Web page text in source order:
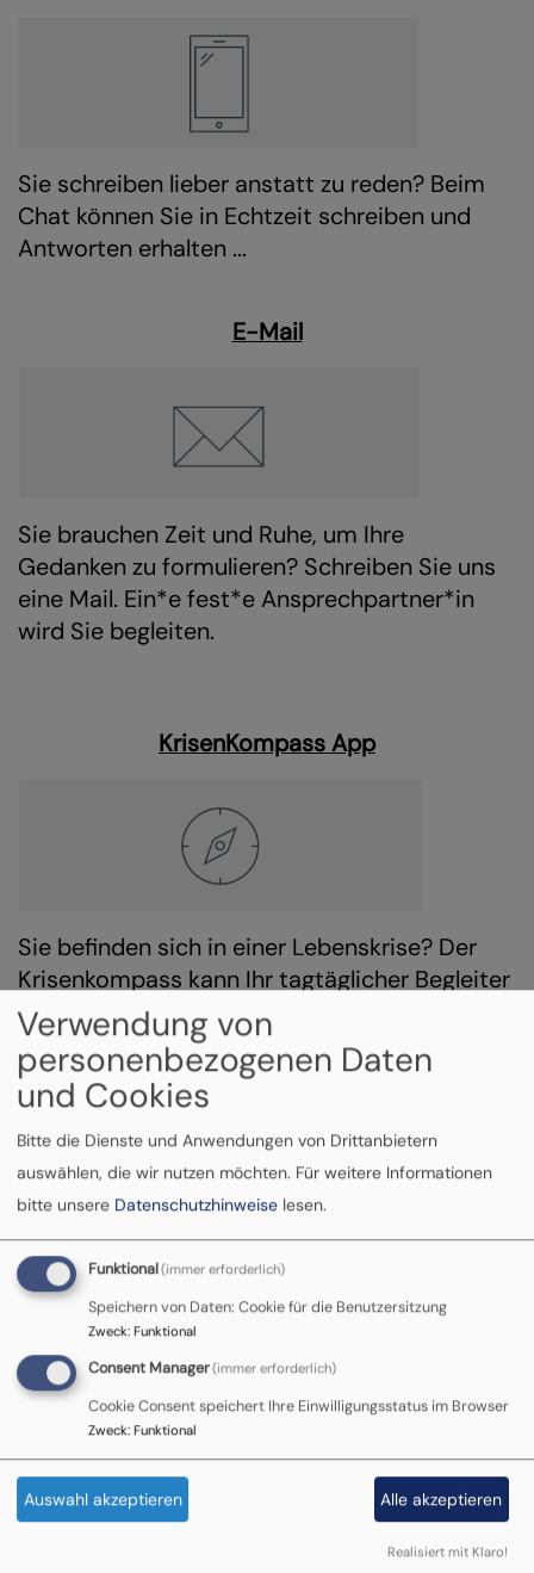
Sie schreiben lieber anstatt zu reden? Beim
Chat können Sie in Echtzeit schreiben und
Antworten erhalten ...
E-Mail
Sie brauchen Zeit und Ruhe, um Ihre
Gedanken zu formulieren? Schreiben Sie uns
eine Mail. Ein*e fest*e Ansprechpartner*in
wird Sie begleiten.
KrisenKompass App
Sie befinden sich in einer Lebenskrise? Der
Krisenkompass kann Ihr tagtäglicher Begleiter
sein und ein wirksames Instrument der
Krisenbewältigung.
Vor Ort
Es wird Ihnen alles zu viel? Sie brauchen
jemand zum Reden? Kommen Sie in 20
Städten zu unseren Vor-Ort-Beratungsstellen.
In den EU-Mitgliedsstaaten
Verwendung von
personenbezogenen Daten
und Cookies
Bitte die Dienste und Anwendungen von Drittanbietern
auswählen, die wir nutzen möchten. Für weitere Informationen
bitte unsere Datenschutzhinweise lesen.
Funktional(immer erforderlich)
Speichern von Daten: Cookie für die Benutzersitzung
Zweck: Funktional
Consent Manager(immer erforderlich)
Cookie Consent speichert Ihre Einwilligungsstatus im Browser
Zweck: Funktional
Auswahl akzeptieren Alle akzeptieren
Realisiert mit Klaro!